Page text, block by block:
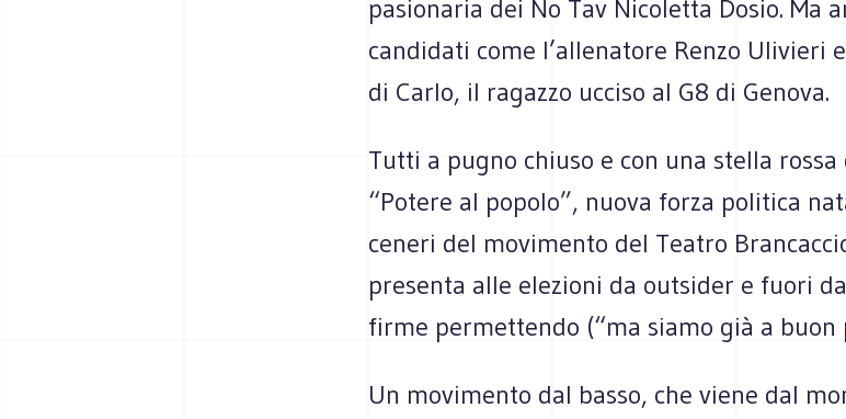
pasionaria dei No Tav Nicoletta Dosio. Ma
candidati come l’allenatore Renzo Ulivieri
di Carlo, il ragazzo ucciso al G8 di Genova.
Tutti a pugno chiuso e con una stella
“Potere al popolo”, nuova forza politica
ceneri del movimento del Teatro
presenta alle elezioni da outsider e fuori
firme permettendo (“ma siamo già a buon
Un movimento dal basso, che viene dal